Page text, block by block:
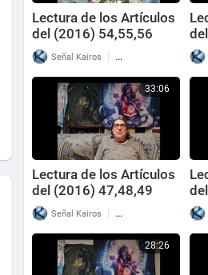
Lectura de los Artículos
del (2016) 54,55,56
Señal Kairos | 24 Reproducciones
33:06
Lectura de los Artículos
del (2016) 47,48,49
Señal Kairos | 37 Reproducciones
28:26